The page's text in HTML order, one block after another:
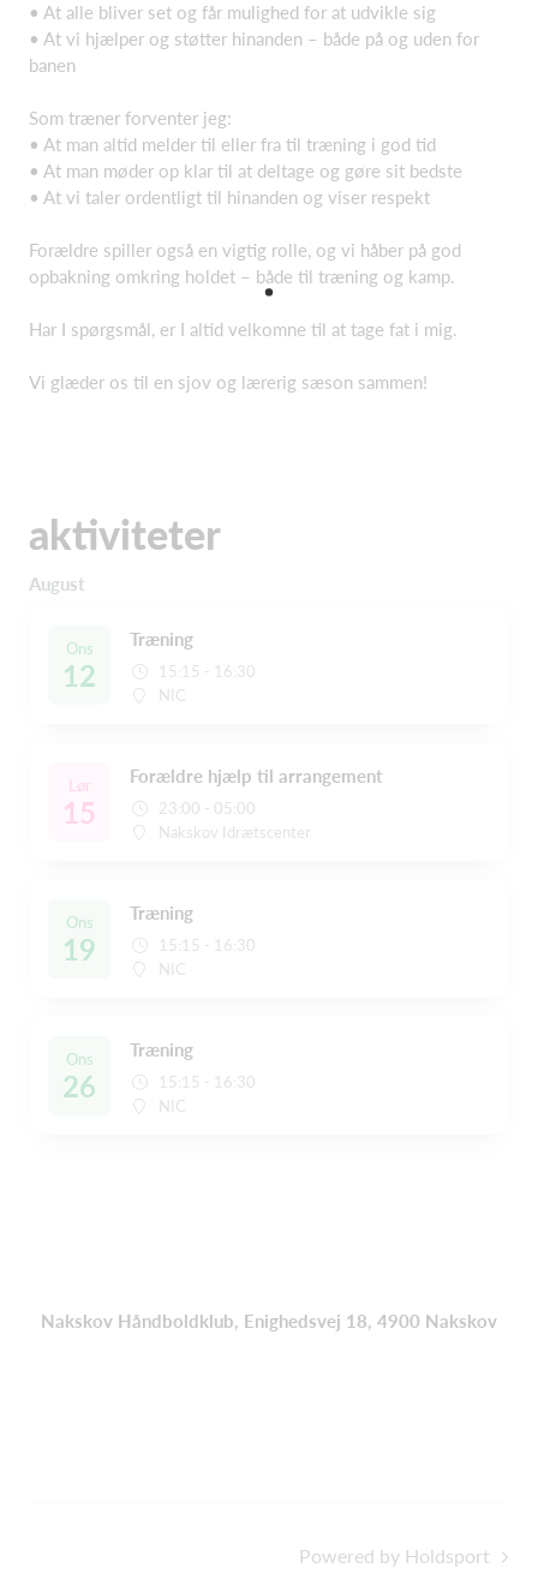
• At alle bliver set og får mulighed for at udvikle sig
• At vi hjælper og støtter hinanden – både på og uden for
banen
Som træner forventer jeg:
• At man altid melder til eller fra til træning i god tid
• At man møder op klar til at deltage og gøre sit bedste
• At vi taler ordentligt til hinanden og viser respekt
Forældre spiller også en vigtig rolle, og vi håber på god
opbakning omkring holdet – både til træning og kamp.
Har I spørgsmål, er I altid velkomne til at tage fat i mig.
Vi glæder os til en sjov og lærerig sæson sammen!
aktiviteter
August
Ons
12
Træning
15:15 - 16:30
NIC
Lør
15
Forældre hjælp til arrangement
23:00 - 05:00
Nakskov Idrætscenter
Ons
19
Træning
15:15 - 16:30
NIC
Ons
26
Træning
15:15 - 16:30
NIC
Nakskov Håndboldklub, Enighedsvej 18, 4900 Nakskov
Powered by Holdsport